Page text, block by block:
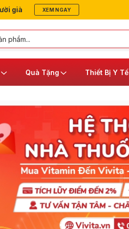
già XEM NGAY
Quà Tặng Thiết Bị Y Tế